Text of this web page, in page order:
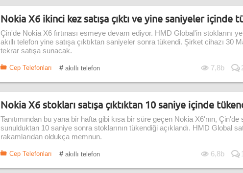
Nokia X6 ikinci kez satışa çıktı ve yine saniyeler içinde
Çin'de Nokia X6 fırtınası esmeye devam ediyor. HMD Global'in stoklarını
akıllı telefon yine satışa çıktıktan saniyeler sonra tükendi. Şirket cihazı 30
tekrar satışa sunacak.
Cep Telefonları # akıllı telefon 7,8b
Nokia X6 stokları satışa çıktıktan 10 saniye içinde
Tanıtımından bu yana bir hafta gibi kısa bir süre geçen Nokia X6'nın, Çin'de
sunulduktan 10 saniye sonra stoklarının tükendiği açıklandı. HMD Global
rakamlarıdan oldukça memnun.
Cep Telefonları # akıllı telefon 6,8b